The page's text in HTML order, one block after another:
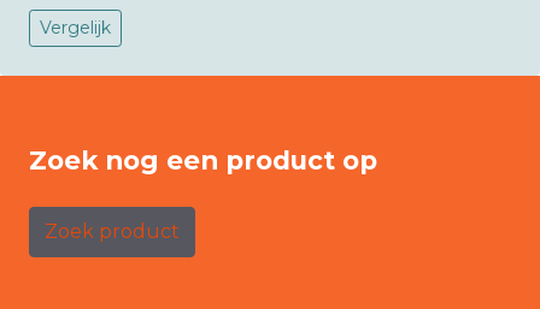
Vergelijk
Zoek nog een product op
Zoek product